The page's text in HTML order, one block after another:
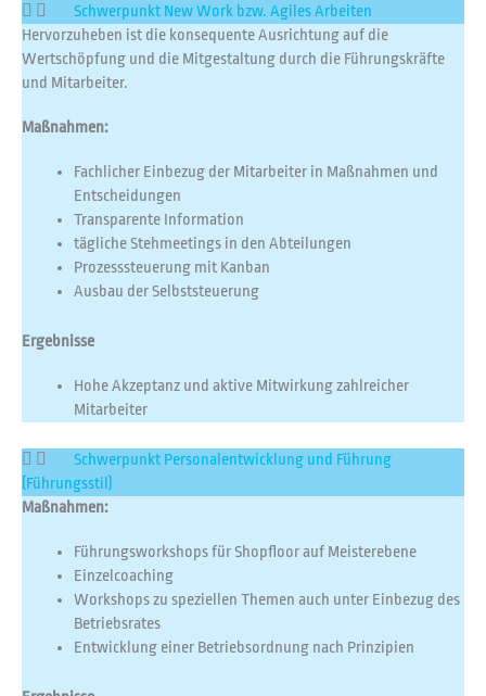
Schwerpunkt New Work bzw. Agiles Arbeiten
Hervorzuheben ist die konsequente Ausrichtung auf die
Wertschöpfung und die Mitgestaltung durch die Führungskräfte
und Mitarbeiter.
Maßnahmen:
Fachlicher Einbezug der Mitarbeiter in Maßnahmen und
Entscheidungen
Transparente Information
tägliche Stehmeetings in den Abteilungen
Prozesssteuerung mit Kanban
Ausbau der Selbststeuerung
Ergebnisse
Hohe Akzeptanz und aktive Mitwirkung zahlreicher
Mitarbeiter
Schwerpunkt Personalentwicklung und Führung
(Führungsstil)
Maßnahmen:
Führungsworkshops für Shopfloor auf Meisterebene
Einzelcoaching
Workshops zu speziellen Themen auch unter Einbezug des
Betriebsrates
Entwicklung einer Betriebsordnung nach Prinzipien